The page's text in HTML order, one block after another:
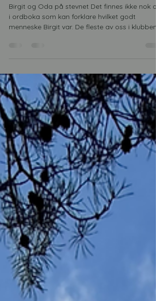
venneslahundeklubb
14. mai
1 min lesing
Takk for alle gode år Birgit
har kjent Birgit i mange år, men til de av dere
som er nye har Birgit i mange år vert en
fantastisk hjelpe instruktør, trenings venninne,
reserve mamma, litt reserve bestemor og ikke
minst en pådriver i klubben vi har savnet de
siste årene. Det var alltid et smil og glimt i øyet
med stor kjærlighet for dyr en møtte når Birgit
var tilstedet.